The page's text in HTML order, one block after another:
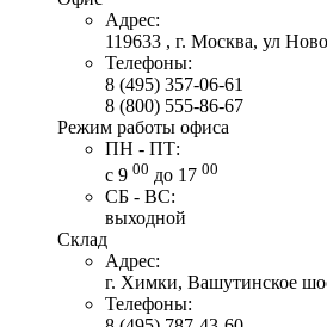
Адрес:
119633 , г. Москва, ул
Телефоны:
8 (495) 357-06-61
8 (800) 555-86-67
Режим работы офиса
ПН - ПТ:
с 9 00 до 17 00
СБ - ВС:
выходной
Склад
Адрес:
г. Химки, Вашутинское
Телефоны: